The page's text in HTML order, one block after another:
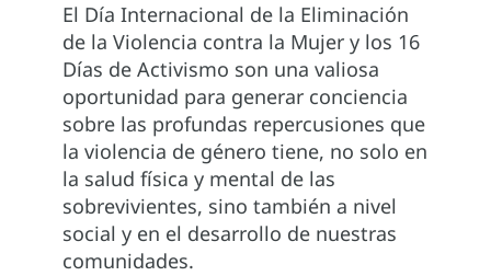
El Día Internacional de la Eliminación
de la Violencia contra la Mujer y los 16
Días de Activismo son una valiosa
oportunidad para generar conciencia
sobre las profundas repercusiones que
la violencia de género tiene, no solo en
la salud física y mental de las
sobrevivientes, sino también a nivel
social y en el desarrollo de nuestras
comunidades.